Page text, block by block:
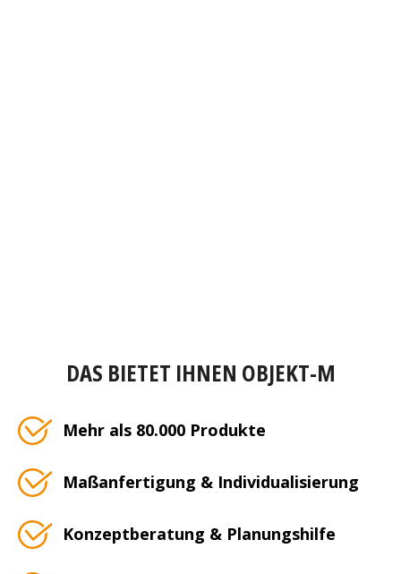
DAS BIETET IHNEN OBJEKT-M
Mehr als 80.000 Produkte
Maßanfertigung & Individualisierung
Konzeptberatung & Planungshilfe